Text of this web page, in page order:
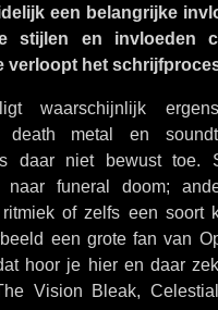
een belangrijke
stijlen en invloeden
verloopt het
waarschijnlijk
death metal en
daar niet bewust toe.
naar funeral doom;
of zelfs een soort
een grote fan van
hoor je hier en daar
Vision Bleak,